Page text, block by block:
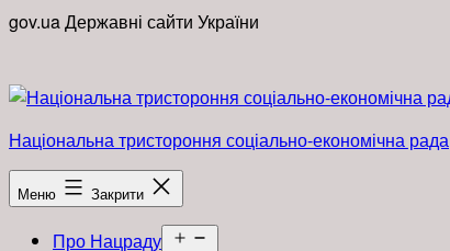
Перейти
gov.uaДержавні сайти України
Національна тристороння соціально-економічна рада
Меню Закрити
Про Нацраду